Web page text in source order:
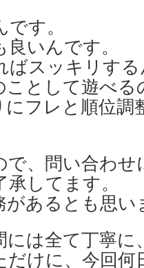
す。
いんです。
ばスッキリす
ことして遊べ
にフレと順位調
で、問い合わせ
してます。
があるとも思い
には全て丁寧に
だけに、今回何